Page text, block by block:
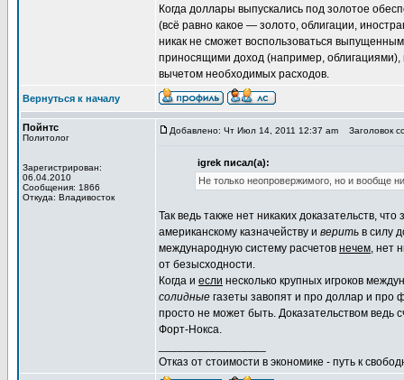
Когда доллары выпускались под золотое
(всё равно какое — золото, облигации,
никак не сможет воспользоваться
приносящими доход (например, облигациями),
вычетом необходимых расходов.
Вернуться к началу
Пойнтс
Политолог
Зарегистрирован:
06.04.2010
Сообщения: 1866
Откуда: Владивосток
Добавлено: Чт Июл 14, 2011 12:37 am Заголовок
igrek писал(а):
Не только неопровержимого, но и вообще
Так ведь также нет никаких доказательств,
американскому казначейству и верить в силу
международную систему расчетов нечем, нет
от безысходности.
Когда и если несколько крупных игроков
солидные газеты завопят и про доллар и про
просто не может быть. Доказательством ведь
Форт-Нокса.
Отказ от стоимости в экономике - путь к